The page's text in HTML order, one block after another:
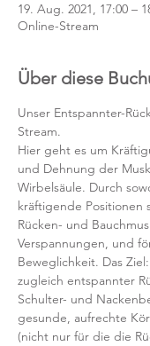
19. Aug. 2021, 17:00 –
Online-Stream
Über diese
Unser Entspannter-
Stream.
Hier geht es um
und Dehnung der
Wirbelsäule. Durch
kräftigende Positionen
Rücken- und
Verspannungen, und
Beweglichkeit. Das
zugleich entspannter
Schulter- und
gesunde, aufrechte
(nicht nur für die die